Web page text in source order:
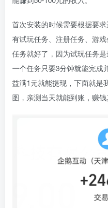
首次安装的时候需要根据要
有试玩任务、注册任务、游
任务就好了，因为试玩任务
一个任务只要3分钟就能完成
益满1元就能提现，下面就是
图，亲测当天就能到账，赚钱